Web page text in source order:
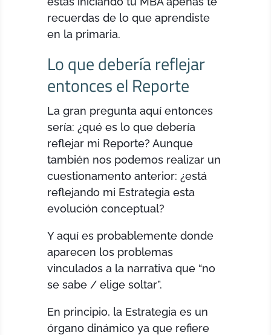
recuerdas de lo que aprendiste
en la primaria.
Lo que debería reflejar
entonces el Reporte
La gran pregunta aquí entonces
sería: ¿qué es lo que debería
reflejar mi Reporte? Aunque
también nos podemos realizar un
cuestionamento anterior: ¿está
reflejando mi Estrategia esta
evolución conceptual?
Y aquí es probablemente donde
aparecen los problemas
vinculados a la narrativa que “no
se sabe / elige soltar”.
En principio, la Estrategia es un
órgano dinámico ya que refiere